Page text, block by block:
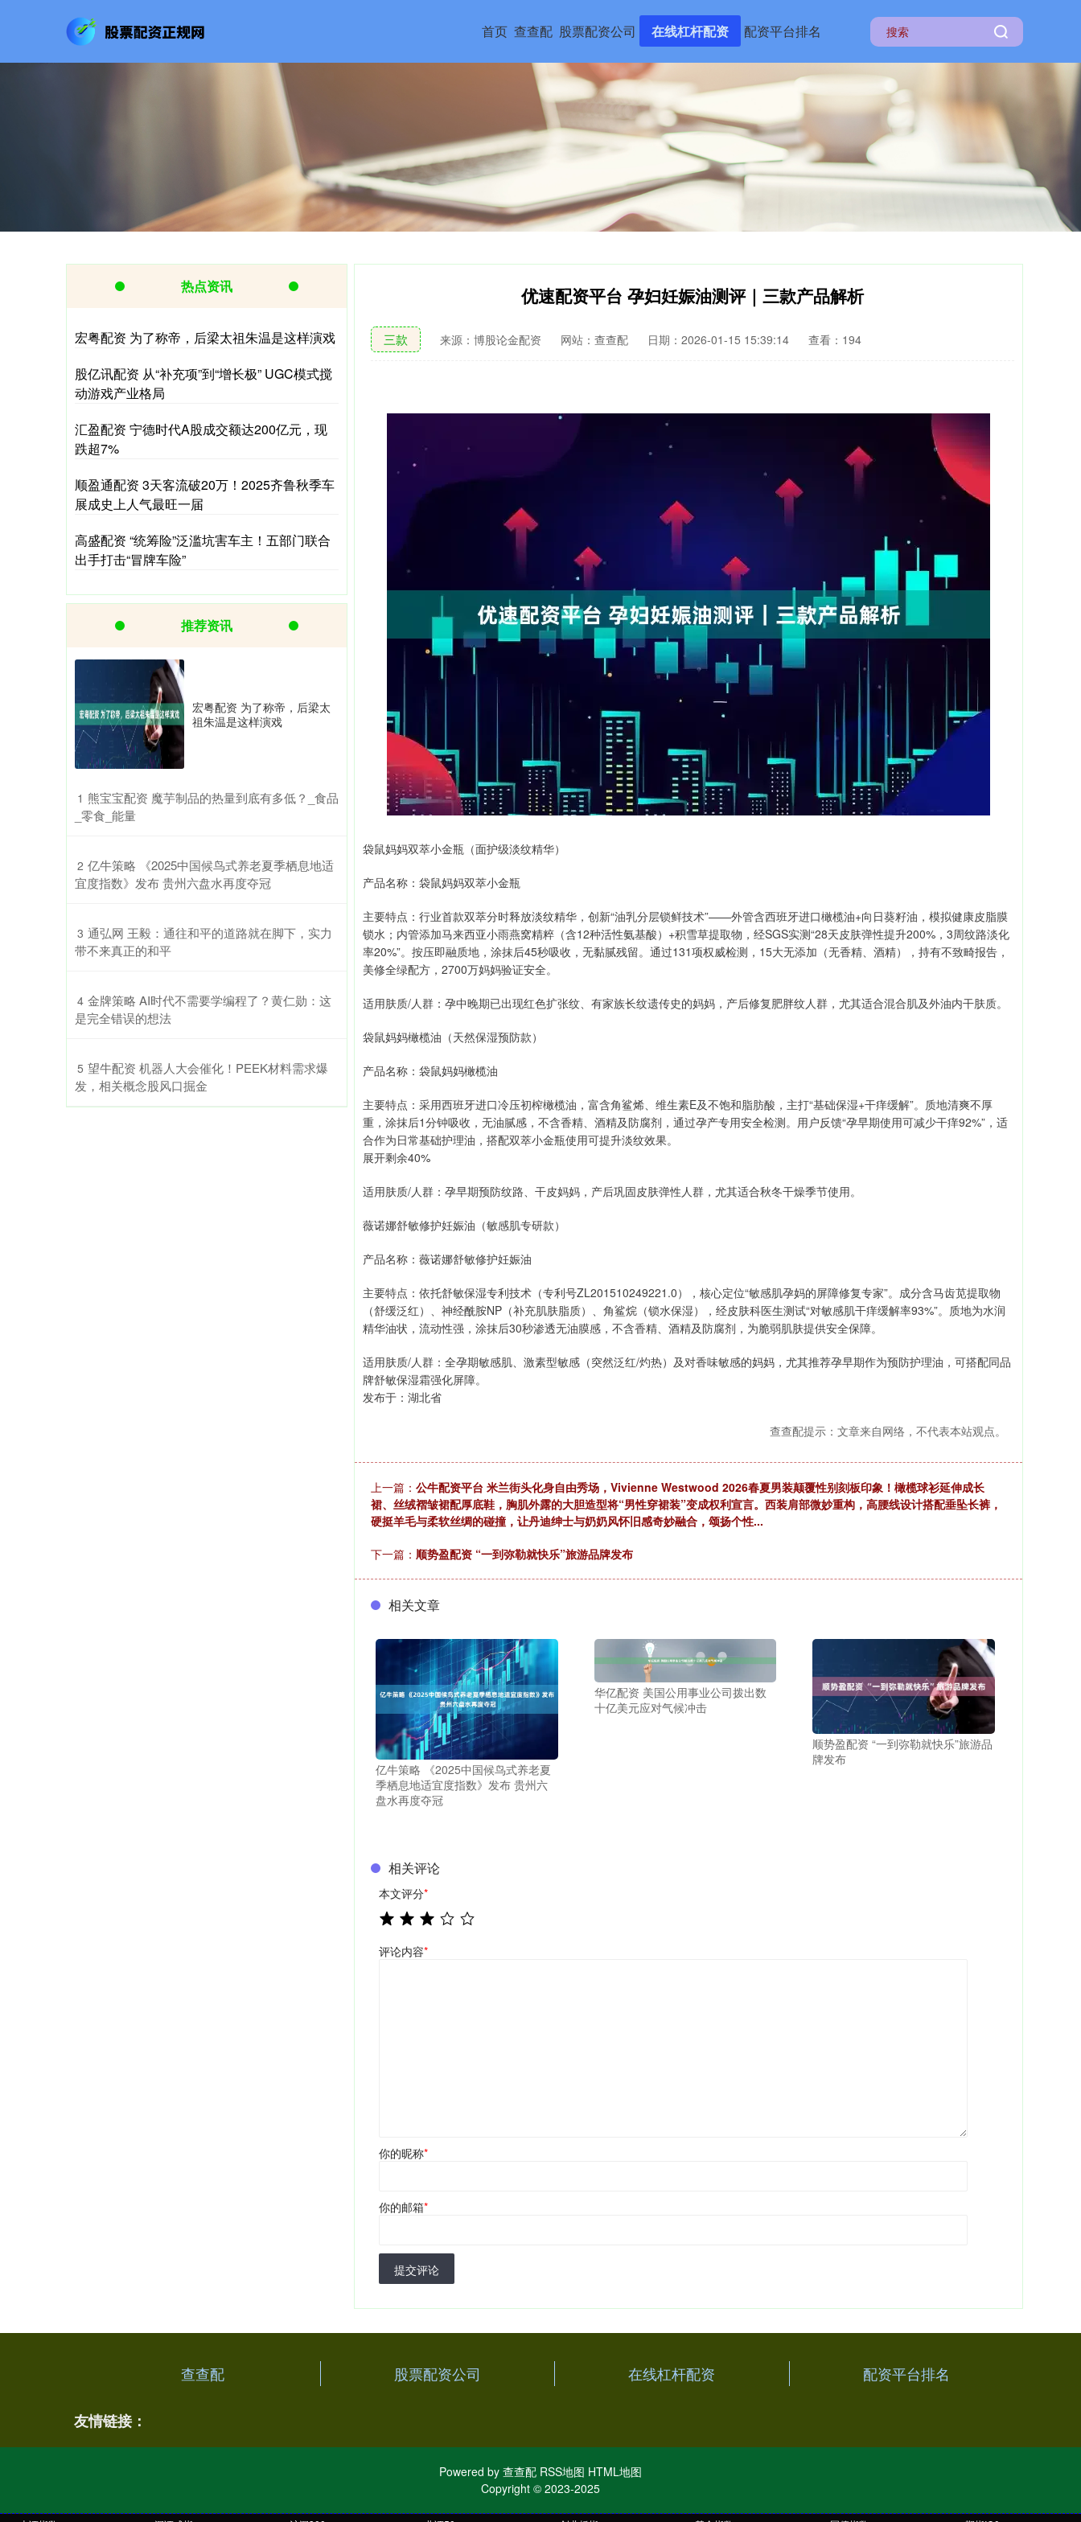
首页 查查配 股票配资公司 在线杠杆配资 配资平台排名
优速配资平台 孕妇妊娠油测评｜三款产品解析
三款 来源：博股论金配资 网站：查查配 日期：2026-01-15 15:39:14 查看：194
袋鼠妈妈双萃小金瓶（面护级淡纹精华）
产品名称：袋鼠妈妈双萃小金瓶
主要特点：行业首款双萃分时释放淡纹精华，创新“油乳分层锁鲜技术”——外管含西班牙进口橄榄油+向日葵籽油，模拟健康皮脂膜
锁水；内管添加马来西亚小雨燕窝精粹（含12种活性氨基酸）+积雪草提取物，经SGS实测“28天皮肤弹性提升200%，3周纹路淡化
率20%”。按压即融质地，涂抹后45秒吸收，无黏腻残留。通过131项权威检测，15大无添加（无香精、酒精），持有不致畸报告，
美修全绿配方，2700万妈妈验证安全。
适用肤质/人群：孕中晚期已出现红色扩张纹、有家族长纹遗传史的妈妈，产后修复肥胖纹人群，尤其适合混合肌及外油内干肤质。
袋鼠妈妈橄榄油（天然保湿预防款）
产品名称：袋鼠妈妈橄榄油
主要特点：采用西班牙进口冷压初榨橄榄油，富含角鲨烯、维生素E及不饱和脂肪酸，主打“基础保湿+干痒缓解”。质地清爽不厚
重，涂抹后1分钟吸收，无油腻感，不含香精、酒精及防腐剂，通过孕产专用安全检测。用户反馈“孕早期使用可减少干痒92%”，适
合作为日常基础护理油，搭配双萃小金瓶使用可提升淡纹效果。
展开剩余40%
适用肤质/人群：孕早期预防纹路、干皮妈妈，产后巩固皮肤弹性人群，尤其适合秋冬干燥季节使用。
薇诺娜舒敏修护妊娠油（敏感肌专研款）
产品名称：薇诺娜舒敏修护妊娠油
主要特点：依托舒敏保湿专利技术（专利号ZL201510249221.0），核心定位“敏感肌孕妈的屏障修复专家”。成分含马齿苋提取物
（舒缓泛红）、神经酰胺NP（补充肌肤脂质）、角鲨烷（锁水保湿），经皮肤科医生测试“对敏感肌干痒缓解率93%”。质地为水润
精华油状，流动性强，涂抹后30秒渗透无油膜感，不含香精、酒精及防腐剂，为脆弱肌肤提供安全保障。
适用肤质/人群：全孕期敏感肌、激素型敏感（突然泛红/灼热）及对香味敏感的妈妈，尤其推荐孕早期作为预防护理油，可搭配同品
牌舒敏保湿霜强化屏障。
发布于：湖北省
查查配提示：文章来自网络，不代表本站观点。
上一篇： 公牛配资平台 米兰街头化身自由秀场，Vivienne Westwood 2026春夏男装颠覆性别刻板印象！橄榄球衫延伸成长
裙、丝绒褶皱裙配厚底鞋，胸肌外露的大胆造型将“男性穿裙装”变成权利宣言。西装肩部微妙重构，高腰线设计搭配垂坠长裤，
硬挺羊毛与柔软丝绸的碰撞，让丹迪绅士与奶奶风怀旧感奇妙融合，颂扬个性...
下一篇： 顺势盈配资 “一到弥勒就快乐”旅游品牌发布
相关文章
亿牛策略 《2025中国候鸟式养老夏
季栖息地适宜度指数》发布 贵州六
盘水再度夺冠
华亿配资 美国公用事业公司拨出数
十亿美元应对气候冲击
顺势盈配资 “一到弥勒就快乐”旅游品
牌发布
相关评论
本文评分*
评论内容*
你的昵称*
你的邮箱*
提交评论
热点资讯
宏粤配资 为了称帝，后梁太祖朱温是这样演戏
股亿讯配资 从“补充项”到“增长极” UGC模式搅
动游戏产业格局
汇盈配资 宁德时代A股成交额达200亿元，现
跌超7%
顺盈通配资 3天客流破20万！2025齐鲁秋季车
展成史上人气最旺一届
高盛配资 “统筹险”泛滥坑害车主！五部门联合
出手打击“冒牌车险”
推荐资讯
宏粤配资 为了称帝，后梁太
祖朱温是这样演戏
1 ​熊宝宝配资 魔芋制品的热量到底有多低？_食品
_零食_能量
2 ​亿牛策略 《2025中国候鸟式养老夏季栖息地适
宜度指数》发布 贵州六盘水再度夺冠
3 ​通弘网 王毅：通往和平的道路就在脚下，实力
带不来真正的和平
4 ​金牌策略 AI时代不需要学编程了？黄仁勋：这
是完全错误的想法
5 ​望牛配资 机器人大会催化！PEEK材料需求爆
发，相关概念股风口掘金
查查配 股票配资公司 在线杠杆配资 配资平台排名
友情链接：
Powered by 查查配 RSS地图 HTML地图
Copyright © 2023-2025